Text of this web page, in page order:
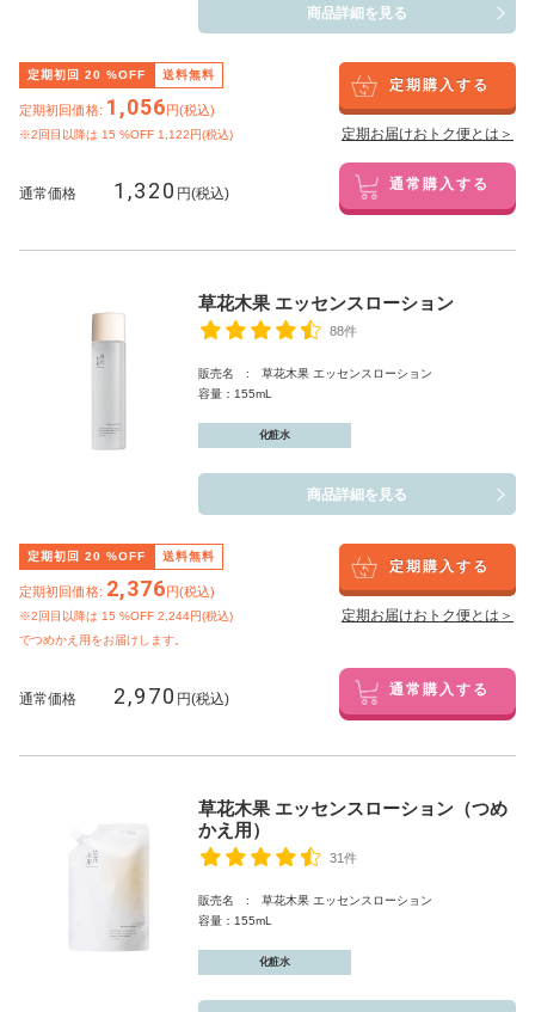
商品詳細を見る
定期初回 20 %OFF 送料無料
定期初回価格: 1,056円(税込)
※2回目以降は 15 %OFF 1,122円(税込)
定期購入する
定期お届けおトク便とは＞
通常価格 1,320 円(税込) 通常購入する
草花木果 エッセンスローション
88件
販売名 : 草花木果 エッセンスローション
容量：155mL
化粧水
商品詳細を見る
定期初回 20 %OFF 送料無料
定期初回価格: 2,376円(税込)
※2回目以降は 15 %OFF 2,244円(税込)
でつめかえ用をお届けします。
定期購入する
定期お届けおトク便とは＞
通常価格 2,970 円(税込) 通常購入する
草花木果 エッセンスローション（つめ
かえ用）
31件
販売名 : 草花木果 エッセンスローション
容量：155mL
化粧水